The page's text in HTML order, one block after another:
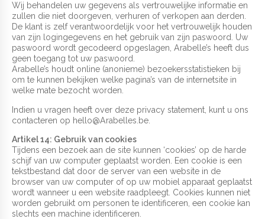
Wij behandelen uw gegevens als vertrouwelijke informatie en
zullen die niet doorgeven, verhuren of verkopen aan derden.
De klant is zelf verantwoordelijk voor het vertrouwelijk houden
van zijn logingegevens en het gebruik van zijn paswoord. Uw
paswoord wordt gecodeerd opgeslagen, Arabelle’s heeft dus
geen toegang tot uw paswoord.
Arabelle’s houdt online (anonieme) bezoekersstatistieken bij
om te kunnen bekijken welke pagina’s van de internetsite in
welke mate bezocht worden.
Indien u vragen heeft over deze privacy statement, kunt u ons
contacteren op hello@Arabelles.be.
Artikel 14: Gebruik van cookies
Tijdens een bezoek aan de site kunnen ‘cookies’ op de harde
schijf van uw computer geplaatst worden. Een cookie is een
tekstbestand dat door de server van een website in de
browser van uw computer of op uw mobiel apparaat geplaatst
wordt wanneer u een website raadpleegt. Cookies kunnen niet
worden gebruikt om personen te identificeren, een cookie kan
slechts een machine identificeren.